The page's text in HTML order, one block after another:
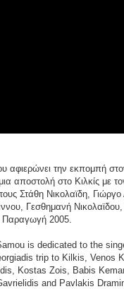
την εκπομπή
αποστολή στο Κιλκίς με
Στάθη Νικολαϊδη, Γιώργο
Γεσθημανή Νικολαϊδου,
Παραγωγή 2005.
is dedicated to the
trip to Kilkis, Venos
Kostas Zois, Babis
and Pavlakis